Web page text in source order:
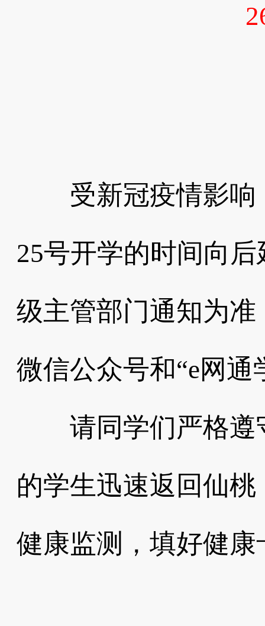
受新冠疫情影响
25号开学的时间向
级主管部门通知为
微信公众号和“e网通
请同学们严格
的学生迅速返回仙
健康监测，填好健